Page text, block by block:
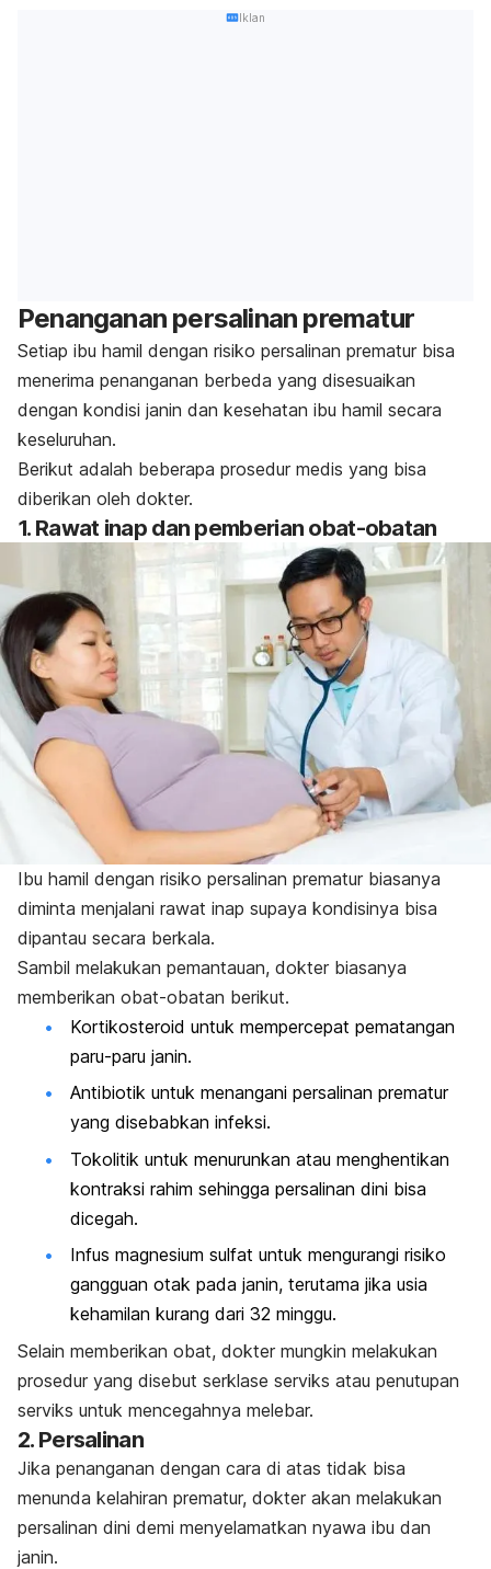
Iklan
Penanganan persalinan prematur
Setiap ibu hamil dengan risiko persalinan prematur bisa
menerima penanganan berbeda yang disesuaikan
dengan kondisi janin dan kesehatan ibu hamil secara
keseluruhan.
Berikut adalah beberapa prosedur medis yang bisa
diberikan oleh dokter.
1. Rawat inap dan pemberian obat-obatan
Ibu hamil dengan risiko persalinan prematur biasanya
diminta menjalani rawat inap supaya kondisinya bisa
dipantau secara berkala.
Sambil melakukan pemantauan, dokter biasanya
memberikan obat-obatan berikut.
Kortikosteroid untuk mempercepat pematangan
paru-paru janin.
Antibiotik untuk menangani persalinan prematur
yang disebabkan infeksi.
Tokolitik untuk menurunkan atau menghentikan
kontraksi rahim sehingga persalinan dini bisa
dicegah.
Infus magnesium sulfat untuk mengurangi risiko
gangguan otak pada janin, terutama jika usia
kehamilan kurang dari 32 minggu.
Selain memberikan obat, dokter mungkin melakukan
prosedur yang disebut serklase serviks atau penutupan
serviks untuk mencegahnya melebar.
2. Persalinan
Jika penanganan dengan cara di atas tidak bisa
menunda kelahiran prematur, dokter akan melakukan
persalinan dini demi menyelamatkan nyawa ibu dan
janin.